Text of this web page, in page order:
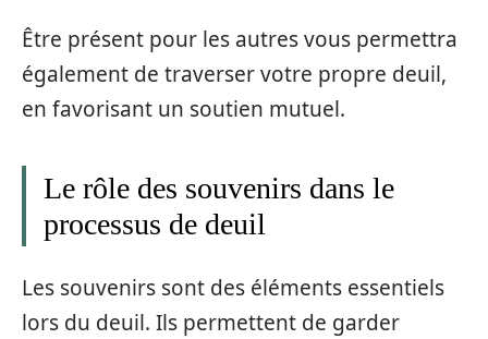
Être présent pour les autres vous permettra
également de traverser votre propre deuil,
en favorisant un soutien mutuel.
Le rôle des souvenirs dans le
processus de deuil
Les souvenirs sont des éléments essentiels
lors du deuil. Ils permettent de garder